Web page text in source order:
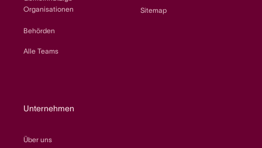
Organisationen
Behörden
Alle Teams
Sitemap
Unternehmen
Über uns